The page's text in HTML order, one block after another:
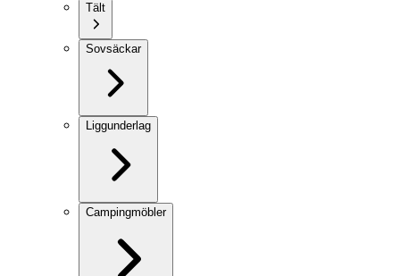
Tält
Sovsäckar
Liggunderlag
Campingmöbler